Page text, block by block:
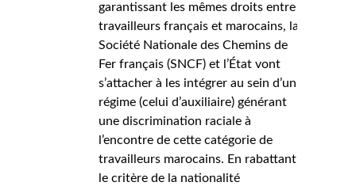
garantissant les mêmes droits entre
travailleurs français et marocains, la
Société Nationale des Chemins de
Fer français (SNCF) et l’État vont
s’attacher à les intégrer au sein d’un
régime (celui d’auxiliaire) générant
une discrimination raciale à
l’encontre de cette catégorie de
travailleurs marocains. En rabattant
le critère de la nationalité